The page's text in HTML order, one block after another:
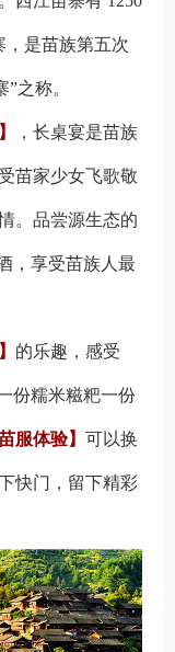
，是苗族第五次
之称。
，长桌宴是苗族
苗家少女飞歌敬
。品尝源生态的
，享受苗族人最
的乐趣，感受
份糯米糍粑一份
服体验】 可以换
快门，留下精彩